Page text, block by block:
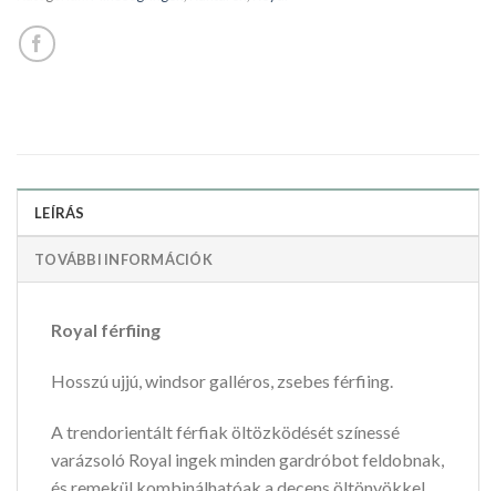
LEÍRÁS
TOVÁBBI INFORMÁCIÓK
Royal férfiing
Hosszú ujjú, windsor galléros, zsebes férfiing.
A trendorientált férfiak öltözködését színessé
varázsoló Royal ingek minden gardróbot feldobnak,
és remekül kombinálhatóak a decens öltönyökkel,